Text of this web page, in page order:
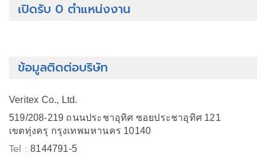
เปิดรับ 0 ตำแหน่งงาน
ข้อมูลติดต่อบริษัท
Veritex Co., Ltd.
519/208-219 ถนนประชาอุทิศ ซอยประชาอุทิศ 121
เขตทุ่งครุ กรุงเทพมหานคร 10140
Tel :8144791-5